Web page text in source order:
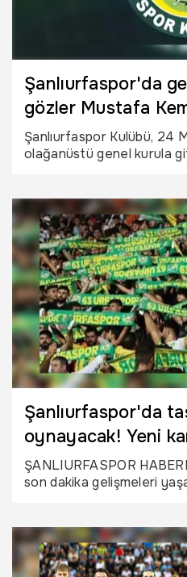
Şanlıurfaspor'da
gözler Mustafa
Şanlıurfaspor Kulübü, 24
olağanüstü genel kurula
Şanlıurfaspor'da
oynayacak! Yeni
sonra yapılacak
ŞANLIURFASPOR
son dakika gelişmeleri
planlamalarının sağlıklı
amacıyla olağanüstü
aldı.